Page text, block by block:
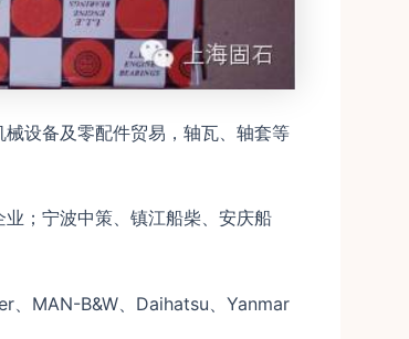
设备及零配件贸易，轴瓦、轴套等
；宁波中策、镇江船柴、安庆船
MAN-B&W、Daihatsu、Yanmar